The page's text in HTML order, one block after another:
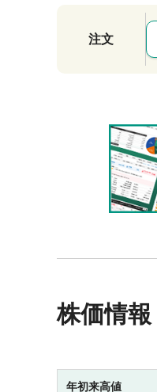
注文
株価情報
年初来高値